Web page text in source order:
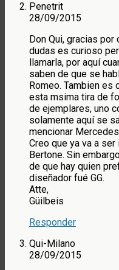
Penetrit
28/09/2015
Don Qui, gracias
dudas es curioso
llamarla, por aquí
saben de que se
Romeo. Tambien
esta msima tira de
de ejemplares, uno
solamente aquí se
mencionar
Creo que ya va a
Bertone. Sin
de que hay quien
diseñador fué GG.
Atte,
Güilbeis
Responder
Qui-Milano
28/09/2015